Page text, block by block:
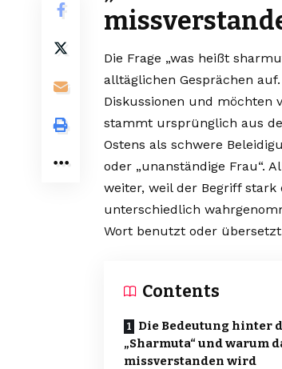
Die Frage „was heißt
alltäglichen Gesprächen
Diskussionen und möchten
stammt ursprünglich aus
Ostens als schwere
oder „unanständige Frau“.
weiter, weil der Begriff
unterschiedlich
Wort benutzt oder
Contents
Die Bedeutung hinter
„Sharmuta“ und warum
missverstanden wird